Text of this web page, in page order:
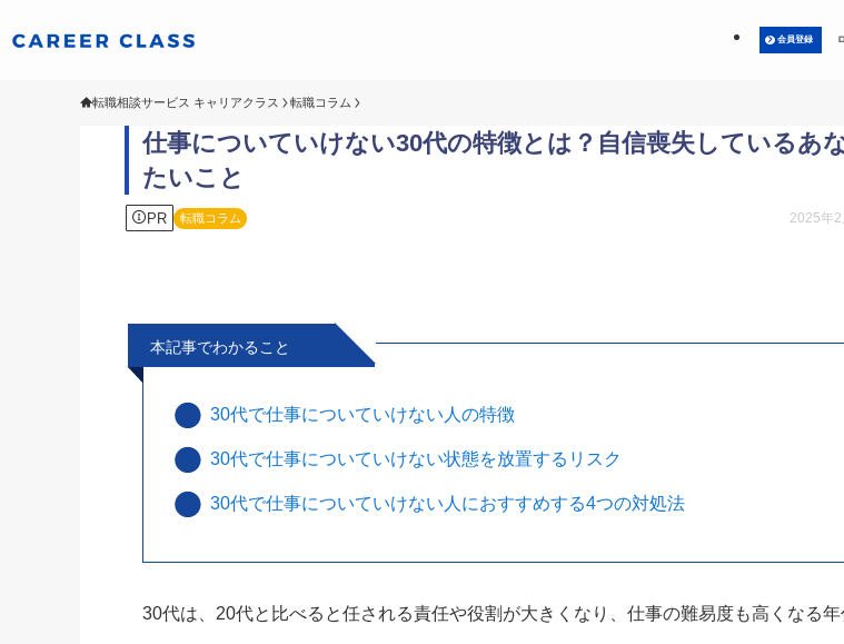
会員登録
転職相談サービス キャリアクラス 転職コラム
仕事についていけない30代の特徴とは？自信喪失しているあ
たいこと
PR 転職コラム 2025年2
本記事でわかること
30代で仕事についていけない人の特徴
30代で仕事についていけない状態を放置するリスク
30代で仕事についていけない人におすすめする4つの対処法
30代は、20代と比べると任される責任や役割が大きくなり、仕事の難易度も高くなる年